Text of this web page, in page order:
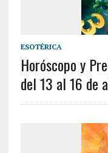
ESOTÉRICA
Horóscopo y
del 13 al 16 de